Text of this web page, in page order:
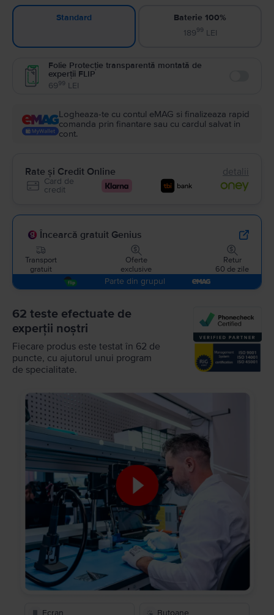
Standard
Baterie 100%
18999LEI
Folie Protecție transparentă montată de
experții FLIP
6999 LEI
Logheaza-te cu contul eMAG si finalizeaza rapid
comanda prin finantare sau cu cardul salvat in
cont.
Rate și Credit Online detalii
Card de
credit
Încearcă gratuit Genius
Transport
gratuit
Oferte
exclusive
Retur
60 de zile
Parte din grupul
62 teste efectuate de
experții noștri
Fiecare produs este testat în 62 de
puncte, cu ajutorul unui program
de specialitate.